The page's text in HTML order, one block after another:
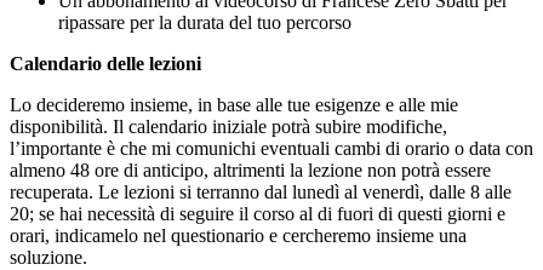
ripassare per la durata del tuo percorso
Calendario delle lezioni
Lo decideremo insieme, in base alle tue esigenze e alle mie
disponibilità. Il calendario iniziale potrà subire modifiche,
l’importante è che mi comunichi eventuali cambi di orario o data con
almeno 48 ore di anticipo, altrimenti la lezione non potrà essere
recuperata. Le lezioni si terranno dal lunedì al venerdì, dalle 8 alle
20; se hai necessità di seguire il corso al di fuori di questi giorni e
orari, indicamelo nel questionario e cercheremo insieme una
soluzione.